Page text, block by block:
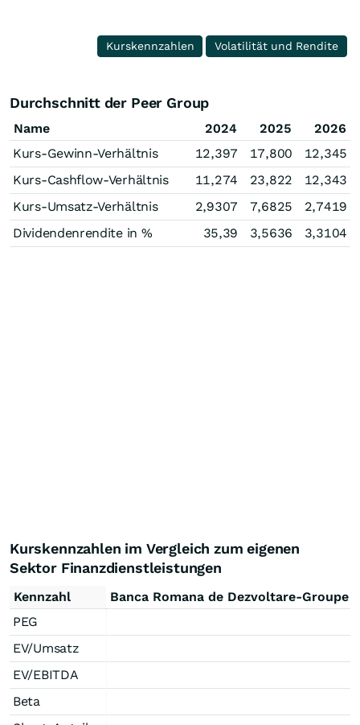
Kurskennzahlen Volatilität und Rendite
Durchschnitt der Peer Group
Name 2024 2025
2026
Kurs-Gewinn-Verhältnis
12,397 17,800
12,345
Kurs-Cashflow-Verhältnis
11,274 23,822
12,343
Kurs-Umsatz-Verhältnis
2,9307 7,6825
2,7419
Dividendenrendite in %
35,39 3,5636 3,3104
Kurskennzahlen im Vergleich zum eigenen
Sektor Finanzdienstleistungen
Kennzahl
Banca Romana de Dezvoltare-Groupe
PEG
EV/Umsatz
EV/EBITDA
Beta